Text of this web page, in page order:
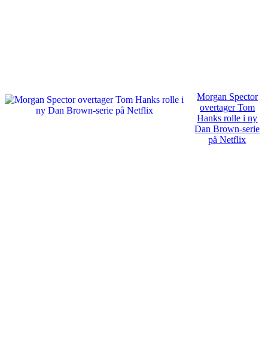
Morgan Spector
overtager Tom
Hanks rolle i ny
Dan Brown-serie
på Netflix